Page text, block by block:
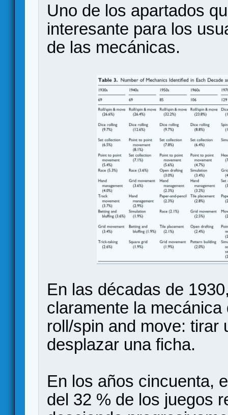
Uno de los apartados
interesante para los
de las mecánicas.
En las décadas de
claramente la
roll/spin and move: tirar
desplazar una ficha.
En los años cincuenta,
del 32 % de los juegos